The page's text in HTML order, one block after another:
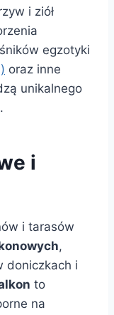
i ziół
egzotyki
oraz inne
unikalnego
i
i tarasów
,
doniczkach i
to
na